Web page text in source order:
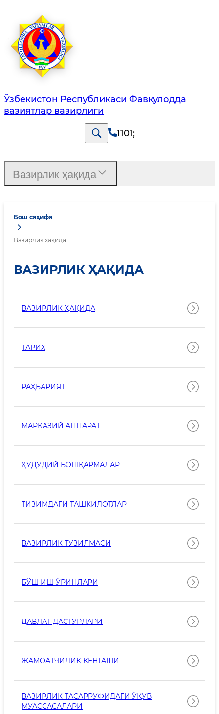
Ўзбекистон Республикаси Фавқулодда
вазиятлар вазирлиги
1101;
Бош саҳифа
Вазирлик ҳақида
ВАЗИРЛИК ҲАҚИДА
ВАЗИРЛИК ҲАҚИДА
ТАРИХ
РАҲБАРИЯТ
МАРКАЗИЙ АППАРАТ
ҲУДУДИЙ БОШҚАРМАЛАР
ТИЗИМДАГИ ТАШКИЛОТЛАР
ВАЗИРЛИК ТУЗИЛМАСИ
БЎШ ИШ ЎРИНЛАРИ
ДАВЛАТ ДАСТУРЛАРИ
ЖАМОАТЧИЛИК КЕНГАШИ
ВАЗИРЛИК ТАСАРРУФИДАГИ ЎҚУВ
МУАССАСАЛАРИ
Вазирлик ҳақида